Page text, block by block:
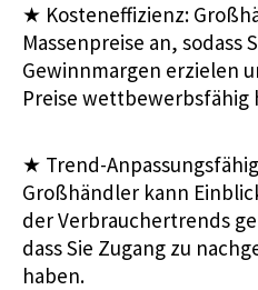
★ Kosteneffizienz:
Massenpreise an, sodass
Gewinnmargen erzielen
Preise wettbewerbsfähig
★ Trend-
Großhändler kann
der Verbrauchertrends
dass Sie Zugang zu
haben.